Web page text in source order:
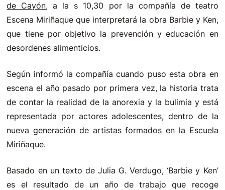
de Cayón, a la s 10,30 por la compañía de teatro
Escena Miriñaque que interpretará la obra Barbie y Ken,
que tiene por objetivo la prevención y educación en
desordenes alimenticios.
Según informó la compañía cuando puso esta obra en
escena el año pasado por primera vez, la historia trata
de contar la realidad de la anorexia y la bulimia y está
representada por actores adolescentes, dentro de la
nueva generación de artistas formados en la Escuela
Miriñaque.
Basado en un texto de Julia G. Verdugo, ‘Barbie y Ken’
es el resultado de un año de trabajo que recoge